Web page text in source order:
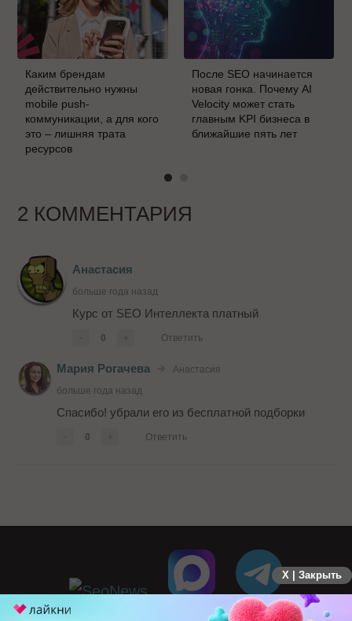
Каким брендам
действительно нужны
mobile push-
коммуникации, а для кого
это – лишняя трата
ресурсов
После SEO начинается
новая гонка. Почему AI
Velocity может стать
главным KPI бизнеса в
ближайшие пять лет
2 КОММЕНТАРИЯ
Анастасия
больше года назад
Курс от SEO Интеллекта платный
0 Ответить
Мария Рогачева
Анастасия
больше года назад
Спасибо! убрали его из бесплатной подборки
0 Ответить
X | Закрыть